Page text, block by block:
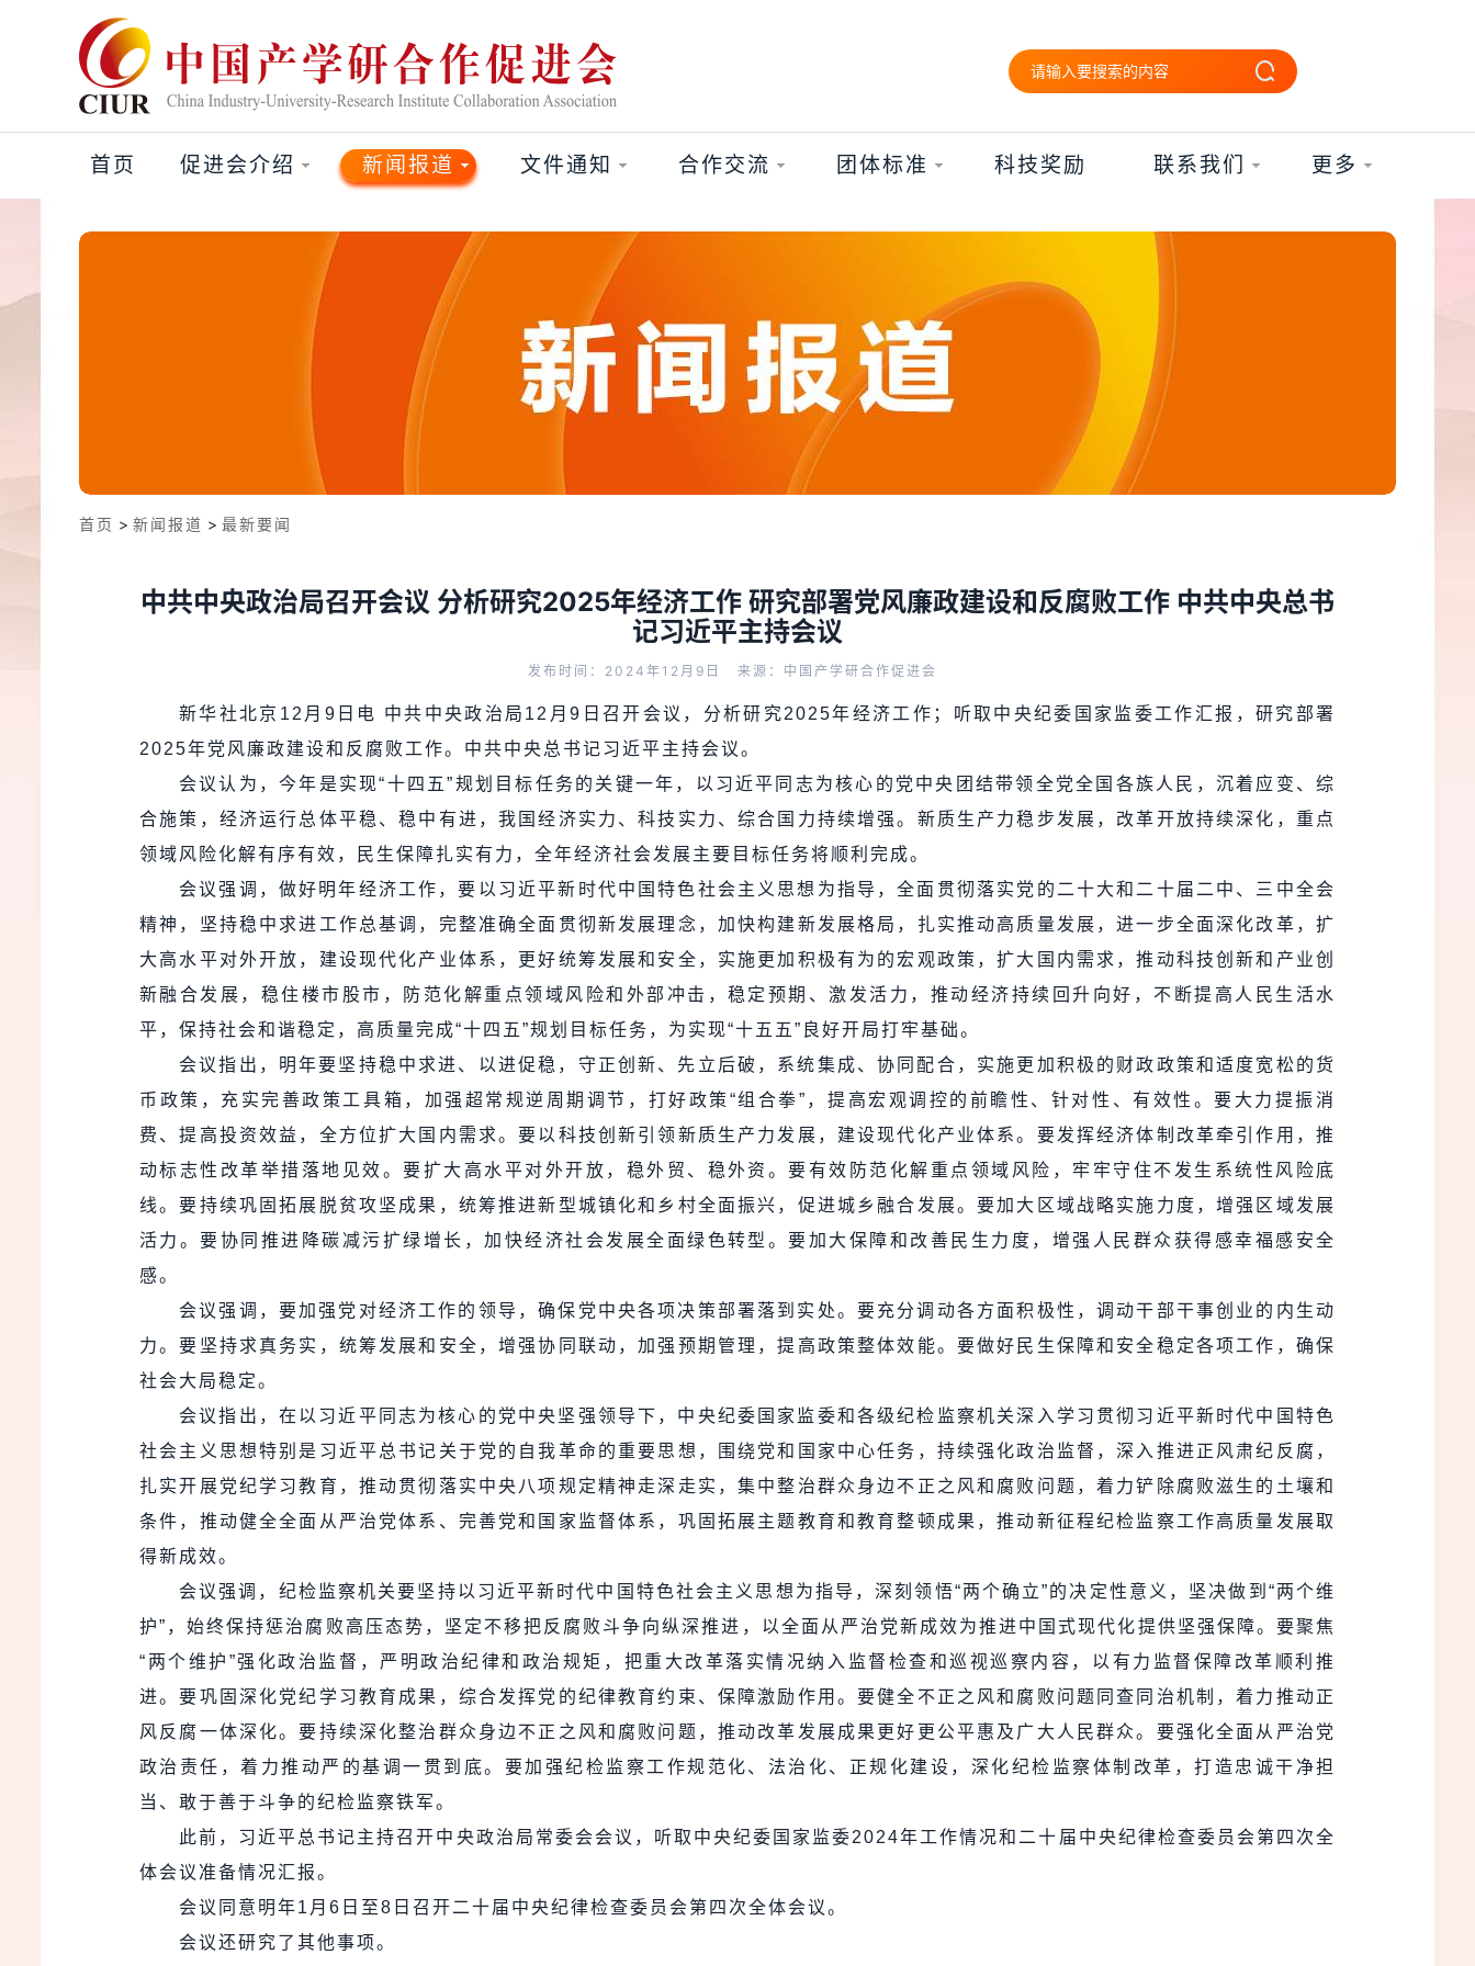
首页 促进会介绍 新闻报道 文件通知 合作交流 团体标准 科技奖励 联系我们 更多
首页 > 新闻报道 > 最新要闻
中共中央政治局召开会议 分析研究2025年经济工作 研究部署党风廉政建设和反腐败工作 中共中央总书
记习近平主持会议
发布时间：2024年12月9日 来源：中国产学研合作促进会
新华社北京12月9日电 中共中央政治局12月9日召开会议，分析研究2025年经济工作；听取中央纪委国家监委工作汇报，研究部署
2025年党风廉政建设和反腐败工作。中共中央总书记习近平主持会议。
会议认为，今年是实现“十四五”规划目标任务的关键一年，以习近平同志为核心的党中央团结带领全党全国各族人民，沉着应变、综
合施策，经济运行总体平稳、稳中有进，我国经济实力、科技实力、综合国力持续增强。新质生产力稳步发展，改革开放持续深化，重点
领域风险化解有序有效，民生保障扎实有力，全年经济社会发展主要目标任务将顺利完成。
会议强调，做好明年经济工作，要以习近平新时代中国特色社会主义思想为指导，全面贯彻落实党的二十大和二十届二中、三中全会
精神，坚持稳中求进工作总基调，完整准确全面贯彻新发展理念，加快构建新发展格局，扎实推动高质量发展，进一步全面深化改革，扩
大高水平对外开放，建设现代化产业体系，更好统筹发展和安全，实施更加积极有为的宏观政策，扩大国内需求，推动科技创新和产业创
新融合发展，稳住楼市股市，防范化解重点领域风险和外部冲击，稳定预期、激发活力，推动经济持续回升向好，不断提高人民生活水
平，保持社会和谐稳定，高质量完成“十四五”规划目标任务，为实现“十五五”良好开局打牢基础。
会议指出，明年要坚持稳中求进、以进促稳，守正创新、先立后破，系统集成、协同配合，实施更加积极的财政政策和适度宽松的货
币政策，充实完善政策工具箱，加强超常规逆周期调节，打好政策“组合拳”，提高宏观调控的前瞻性、针对性、有效性。要大力提振消
费、提高投资效益，全方位扩大国内需求。要以科技创新引领新质生产力发展，建设现代化产业体系。要发挥经济体制改革牵引作用，推
动标志性改革举措落地见效。要扩大高水平对外开放，稳外贸、稳外资。要有效防范化解重点领域风险，牢牢守住不发生系统性风险底
线。要持续巩固拓展脱贫攻坚成果，统筹推进新型城镇化和乡村全面振兴，促进城乡融合发展。要加大区域战略实施力度，增强区域发展
活力。要协同推进降碳减污扩绿增长，加快经济社会发展全面绿色转型。要加大保障和改善民生力度，增强人民群众获得感幸福感安全
感。
会议强调，要加强党对经济工作的领导，确保党中央各项决策部署落到实处。要充分调动各方面积极性，调动干部干事创业的内生动
力。要坚持求真务实，统筹发展和安全，增强协同联动，加强预期管理，提高政策整体效能。要做好民生保障和安全稳定各项工作，确保
社会大局稳定。
会议指出，在以习近平同志为核心的党中央坚强领导下，中央纪委国家监委和各级纪检监察机关深入学习贯彻习近平新时代中国特色
社会主义思想特别是习近平总书记关于党的自我革命的重要思想，围绕党和国家中心任务，持续强化政治监督，深入推进正风肃纪反腐，
扎实开展党纪学习教育，推动贯彻落实中央八项规定精神走深走实，集中整治群众身边不正之风和腐败问题，着力铲除腐败滋生的土壤和
条件，推动健全全面从严治党体系、完善党和国家监督体系，巩固拓展主题教育和教育整顿成果，推动新征程纪检监察工作高质量发展取
得新成效。
会议强调，纪检监察机关要坚持以习近平新时代中国特色社会主义思想为指导，深刻领悟“两个确立”的决定性意义，坚决做到“两个维
护”，始终保持惩治腐败高压态势，坚定不移把反腐败斗争向纵深推进，以全面从严治党新成效为推进中国式现代化提供坚强保障。要聚焦
“两个维护”强化政治监督，严明政治纪律和政治规矩，把重大改革落实情况纳入监督检查和巡视巡察内容，以有力监督保障改革顺利推
进。要巩固深化党纪学习教育成果，综合发挥党的纪律教育约束、保障激励作用。要健全不正之风和腐败问题同查同治机制，着力推动正
风反腐一体深化。要持续深化整治群众身边不正之风和腐败问题，推动改革发展成果更好更公平惠及广大人民群众。要强化全面从严治党
政治责任，着力推动严的基调一贯到底。要加强纪检监察工作规范化、法治化、正规化建设，深化纪检监察体制改革，打造忠诚干净担
当、敢于善于斗争的纪检监察铁军。
此前，习近平总书记主持召开中央政治局常委会会议，听取中央纪委国家监委2024年工作情况和二十届中央纪律检查委员会第四次全
体会议准备情况汇报。
会议同意明年1月6日至8日召开二十届中央纪律检查委员会第四次全体会议。
会议还研究了其他事项。